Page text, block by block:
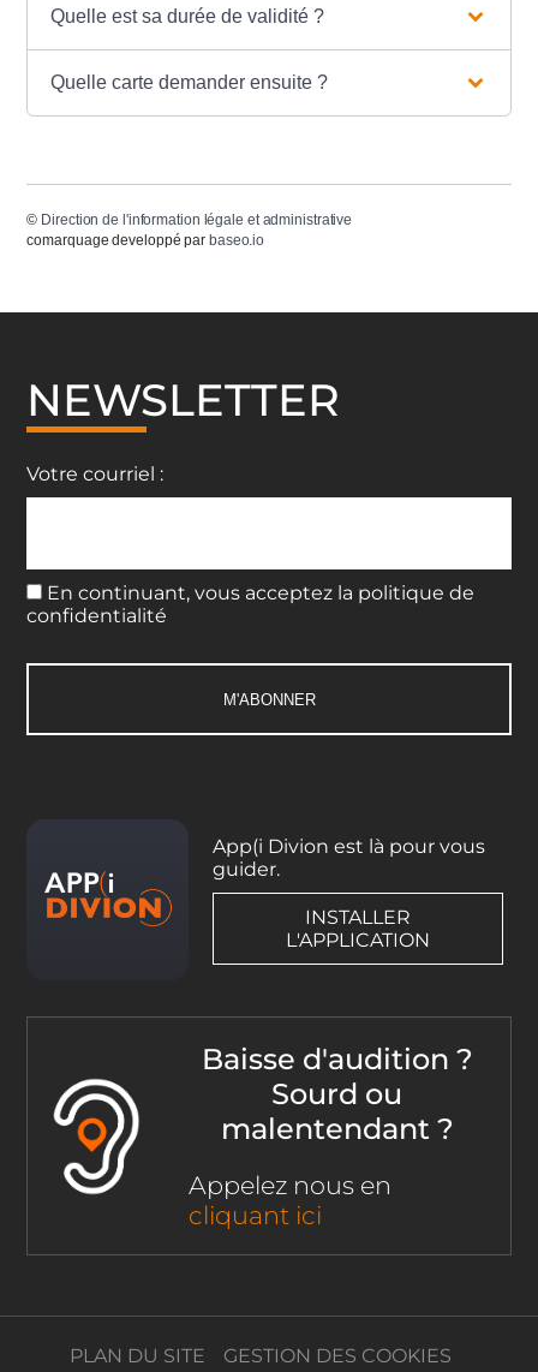
Quelle est sa durée de validité ?
Quelle carte demander ensuite ?
© Direction de l'information légale et administrative
comarquage developpé par baseo.io
NEWSLETTER
Votre courriel :
En continuant, vous acceptez la politique de
confidentialité
App(i Divion est là pour vous
guider.
INSTALLER
L'APPLICATION
Baisse d'audition ?
Sourd ou
malentendant ?
Appelez nous en
cliquant ici
PLAN DU SITE GESTION DES COOKIES